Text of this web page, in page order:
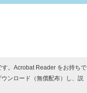
。Acrobat Reader をお持ちで
ウンロード（無償配布）し、説